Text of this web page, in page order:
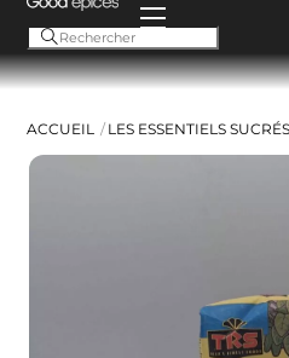
Menu
ACCUEIL LES ESSENTIELS SUCRÉS